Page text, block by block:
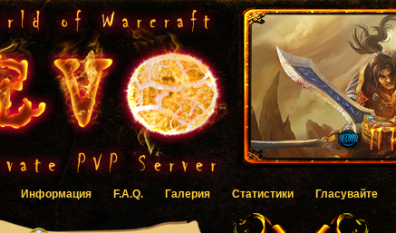
Информация F.A.Q. Галерия Статистики Гласувайте